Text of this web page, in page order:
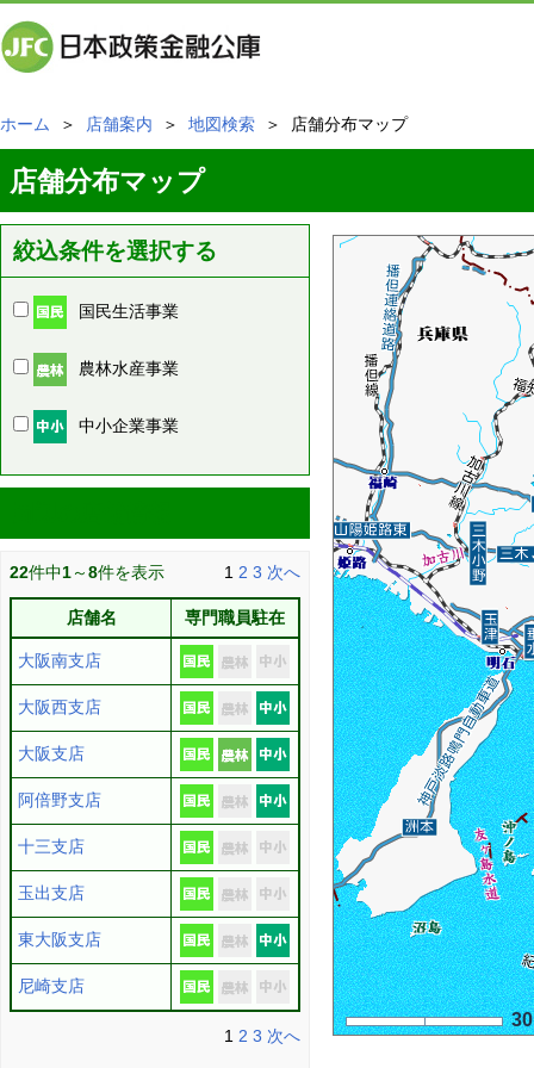
ホーム ＞ 店舗案内 ＞ 地図検索 ＞ 店舗分布マップ
店舗分布マップ
絞込条件を選択する
国民生活事業
農林水産事業
中小企業事業
22件中1～8件を表示 1 2 3 次へ
店舗名 専門職員駐在
大阪南支店
大阪西支店
大阪支店
阿倍野支店
十三支店
玉出支店
東大阪支店
尼崎支店
1 2 3 次へ